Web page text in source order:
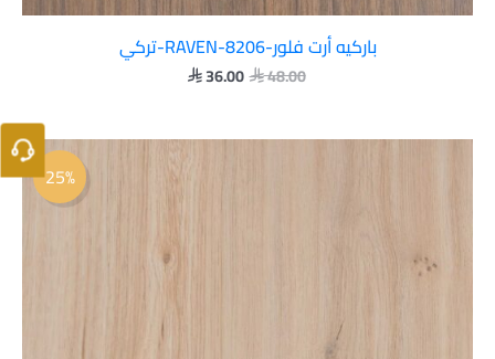
باركيه أرت فلور-RAVEN-8206-تركي
48.00
36.00
25%
السعر السعر
الحالي
هو:
 36.00.